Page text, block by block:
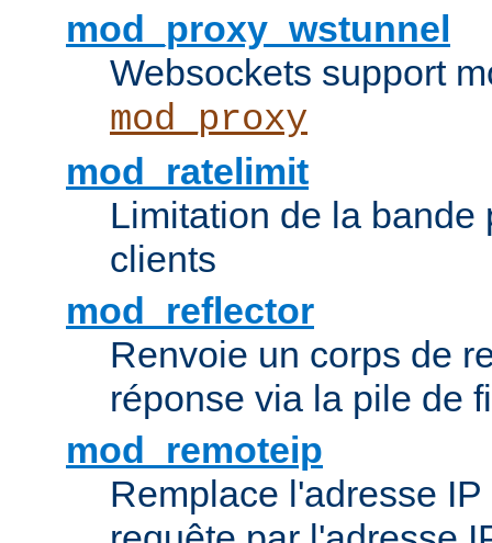
mod_proxy_wstunnel
Websockets support
mod_proxy
mod_ratelimit
Limitation de la bande
clients
mod_reflector
Renvoie un corps de
réponse via la pile de
mod_remoteip
Remplace l'adresse